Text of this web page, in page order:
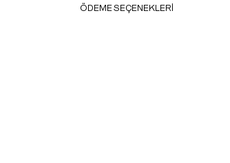
ÖDEME SEÇENEKLERİ